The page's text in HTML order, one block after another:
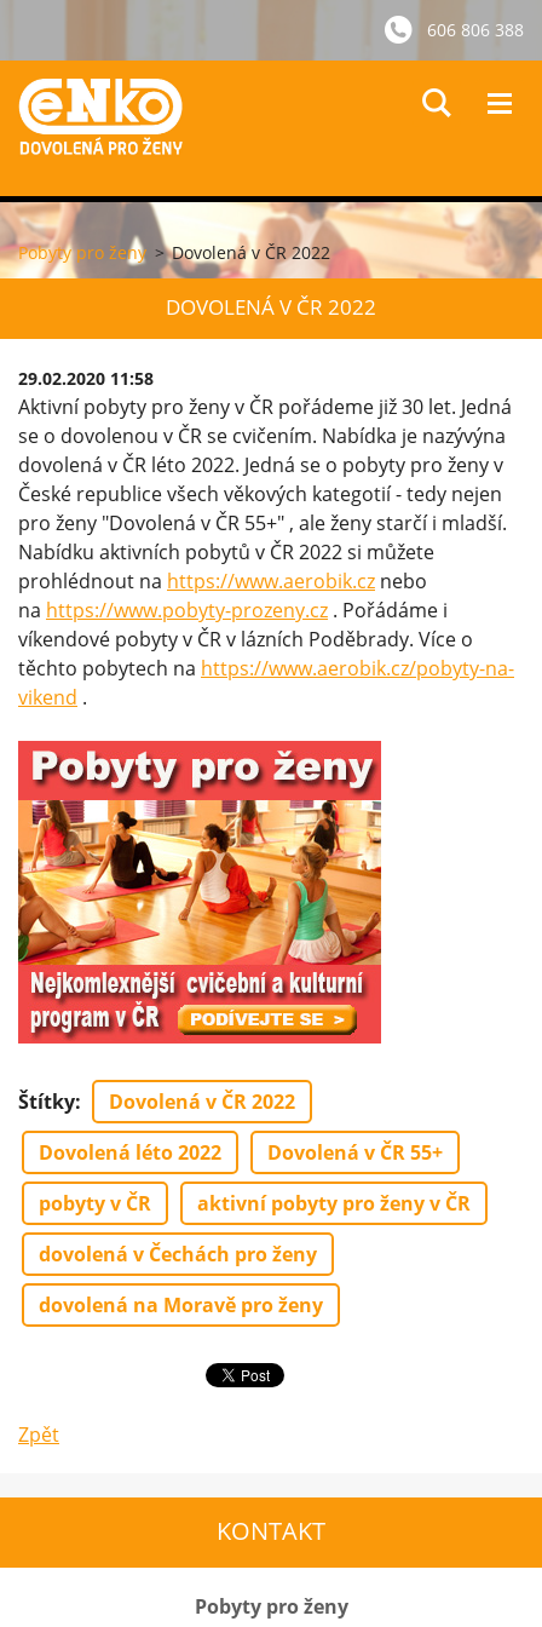
606 806 388
Pobyty pro ženy > Dovolená v ČR 2022
DOVOLENÁ V ČR 2022
29.02.2020 11:58
Aktivní pobyty pro ženy v ČR pořádeme již 30 let. Jedná
se o dovolenou v ČR se cvičením. Nabídka je nazývýna
dovolená v ČR léto 2022. Jedná se o pobyty pro ženy v
České republice všech věkových kategotií - tedy nejen
pro ženy "Dovolená v ČR 55+" , ale ženy starčí i mladší.
Nabídku aktivních pobytů v ČR 2022 si můžete
prohlédnout na https://www.aerobik.cz nebo
na https://www.pobyty-prozeny.cz . Pořádáme i
víkendové pobyty v ČR v lázních Poděbrady. Více o
těchto pobytech na https://www.aerobik.cz/pobyty-na-
vikend .
Štítky:
Dovolená v ČR 2022
Dovolená léto 2022
Dovolená v ČR 55+
pobyty v ČR
aktivní pobyty pro ženy v ČR
dovolená v Čechách pro ženy
dovolená na Moravě pro ženy
Zpět
KONTAKT
Pobyty pro ženy